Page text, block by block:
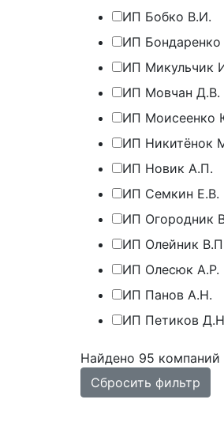
ИП Бобко В.И.
ИП Бондаренко
ИП Микульчик
ИП Мовчан Д.В.
ИП Моисеенко
ИП Никитёнок
ИП Новик А.П.
ИП Семкин Е.В.
ИП Огородник
ИП Олейник
ИП Олесюк А.Р.
ИП Панов А.Н.
ИП Петиков
Найдено 95 компаний
Сбросить фильтр